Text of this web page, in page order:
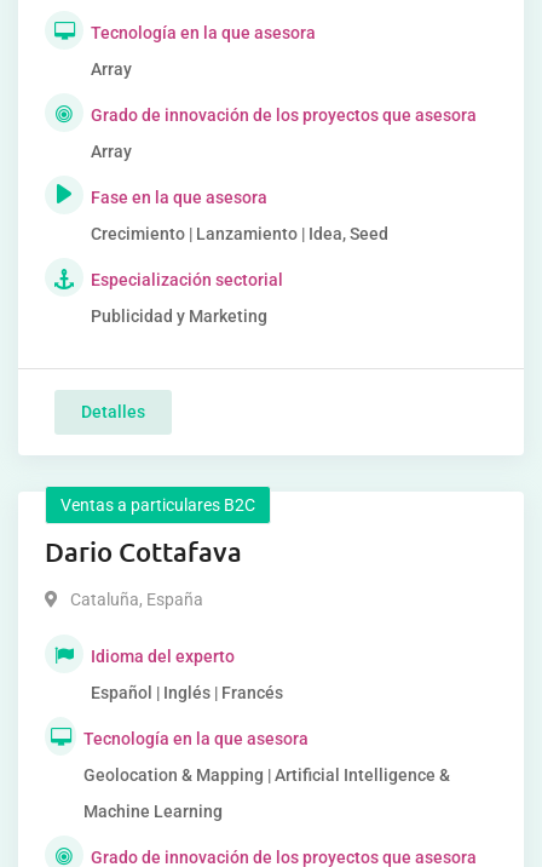
Tecnología en la que asesora
Array
Grado de innovación de los proyectos que asesora
Array
Fase en la que asesora
Crecimiento | Lanzamiento | Idea, Seed
Especialización sectorial
Publicidad y Marketing
Detalles
Ventas a particulares B2C
Dario Cottafava
Cataluña, España
Idioma del experto
Español | Inglés | Francés
Tecnología en la que asesora
Geolocation & Mapping | Artificial Intelligence &
Machine Learning
Grado de innovación de los proyectos que asesora